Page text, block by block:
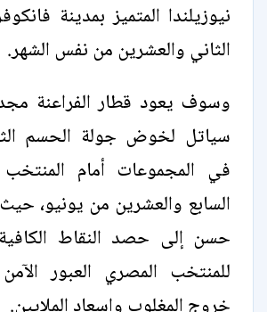
نيوزيلندا المتميز بمدينة
الثاني والعشرين من نفس الشهر.
وسوف يعود قطار الفراعنة
سياتل لخوض جولة الحسم
في المجموعات أمام المنتخب
السابع والعشرين من يونيو،
حسن إلى حصد النقاط
للمنتخب المصري العبور